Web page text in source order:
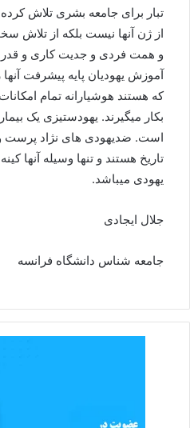
تبار برای جامعه بشری تلاش
از ژن آنها نیست بلکه از تلاش
و همت فردی و جدیت کاری و
آموزش یهودیان پایه پیشرفت
که هستند هوشیارانه تمام
بکار میگیرند. یهودستیزی یک
است. ضدیهودی های نژاد پرست
تاریخ هستند و تنها وسیله آنها
یهودی میباشد.
جلال ایجادی
جامعه شناس دانشگاه فرانسه